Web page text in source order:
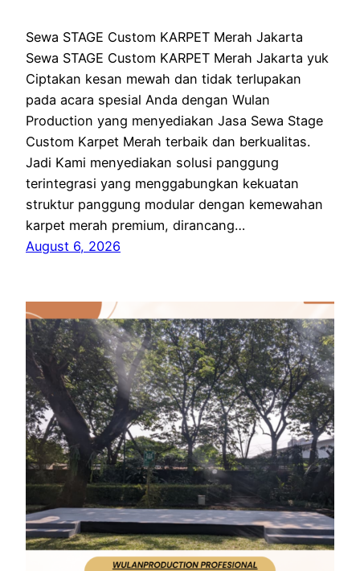
Sewa STAGE Custom KARPET Merah Jakarta
Sewa STAGE Custom KARPET Merah Jakarta yuk
Ciptakan kesan mewah dan tidak terlupakan
pada acara spesial Anda dengan Wulan
Production yang menyediakan Jasa Sewa Stage
Custom Karpet Merah terbaik dan berkualitas.
Jadi Kami menyediakan solusi panggung
terintegrasi yang menggabungkan kekuatan
struktur panggung modular dengan kemewahan
karpet merah premium, dirancang…
August 6, 2026